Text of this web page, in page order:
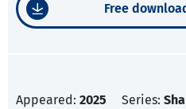
Free
Appeared: 2025 Series: